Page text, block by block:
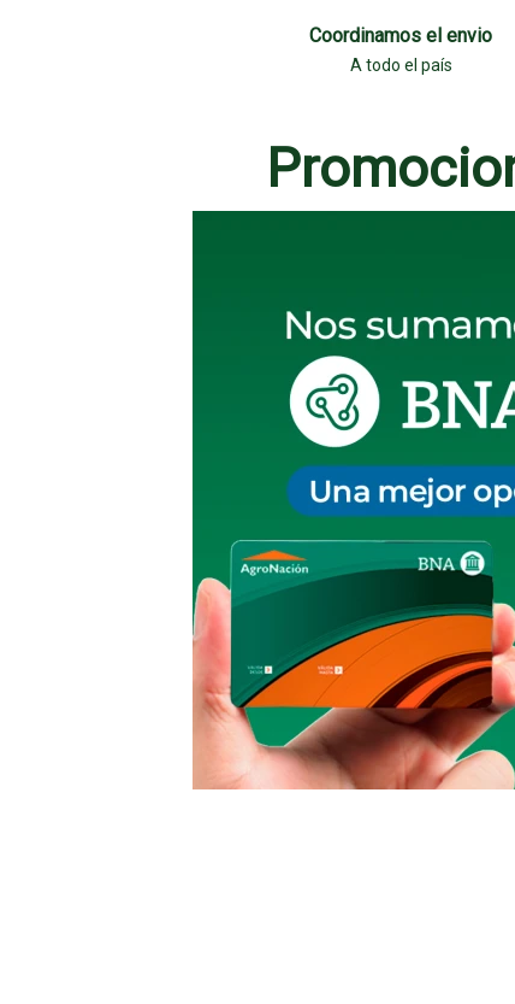
Coordinamos el envio
A todo el país